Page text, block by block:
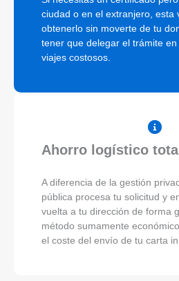
ciudad o en el extranjero, esta
obtenerlo sin moverte de tu
tener que delegar el trámite
viajes costosos.
Ahorro logístico total
A diferencia de la gestión
pública procesa tu solicitud y
vuelta a tu dirección de forma
método sumamente
el coste del envío de tu carta